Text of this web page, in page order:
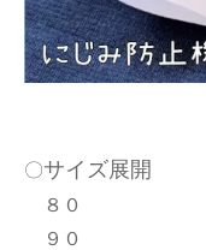
〇サイズ展開
８０
９０